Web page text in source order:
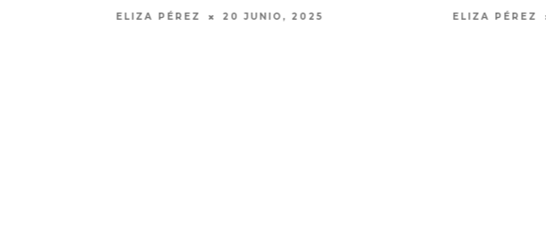
ELIZA PÉREZ 27 MAYO, 2025 ELIZA PÉREZ